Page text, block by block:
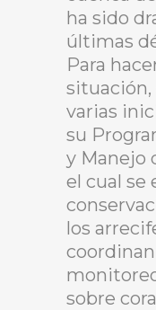
ha sido
últimas
Para
varias
su
y Manejo
el cual se
los
sobre